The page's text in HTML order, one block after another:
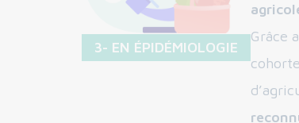
3- EN ÉPIDÉMIOLOGIE
Grâce